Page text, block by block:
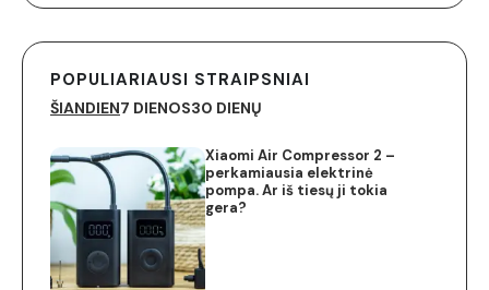
POPULIARIAUSI STRAIPSNIAI
ŠIANDIEN7 DIENOS30 DIENŲ
Xiaomi Air Compressor 2 –
perkamiausia elektrinė
pompa. Ar iš tiesų ji tokia
gera?